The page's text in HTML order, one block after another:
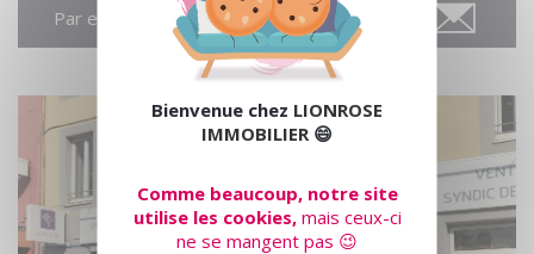
Par email
Bienvenue chez LIONROSE
IMMOBILIER 😄
Comme beaucoup, notre site
utilise les cookies,mais ceux-ci
ne se mangent pas 😉